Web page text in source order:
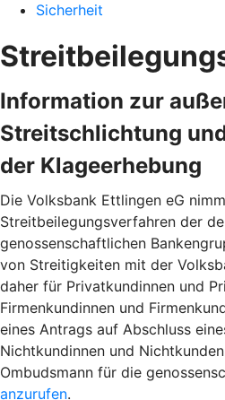
Sicherheit
Information zur
Streitschlichtung
der Klageerhebung
Die Volksbank Ettlingen eG
Streitbeilegungsverfahren der
genossenschaftlichen
von Streitigkeiten mit der
daher für Privatkundinnen und
Firmenkundinnen und
eines Antrags auf Abschluss
Nichtkundinnen und
Ombudsmann für die
anzurufen.